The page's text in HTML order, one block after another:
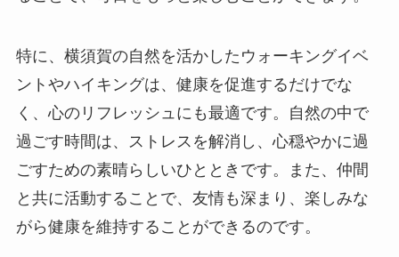
特に、横須賀の自然を活かしたウォーキングイベ
ントやハイキングは、健康を促進するだけでな
く、心のリフレッシュにも最適です。自然の中で
過ごす時間は、ストレスを解消し、心穏やかに過
ごすための素晴らしいひとときです。また、仲間
と共に活動することで、友情も深まり、楽しみな
がら健康を維持することができるのです。